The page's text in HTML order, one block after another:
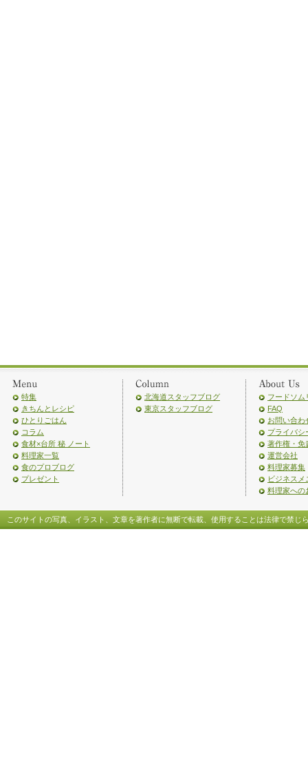
特集
きちんとレシピ
ひとりごはん
コラム
食材×台所 秘 ノート
料理家一覧
食のプロブログ
プレゼント
北海道スタッフブログ
東京スタッフブログ
フードソム
FAQ
お問い合わ
プライバシ
著作権・免
運営会社
料理家募集
ビジネスメ
料理家への
このサイトの写真、イラスト、文章を著作者に無断で転載、使用することは法律で禁じ